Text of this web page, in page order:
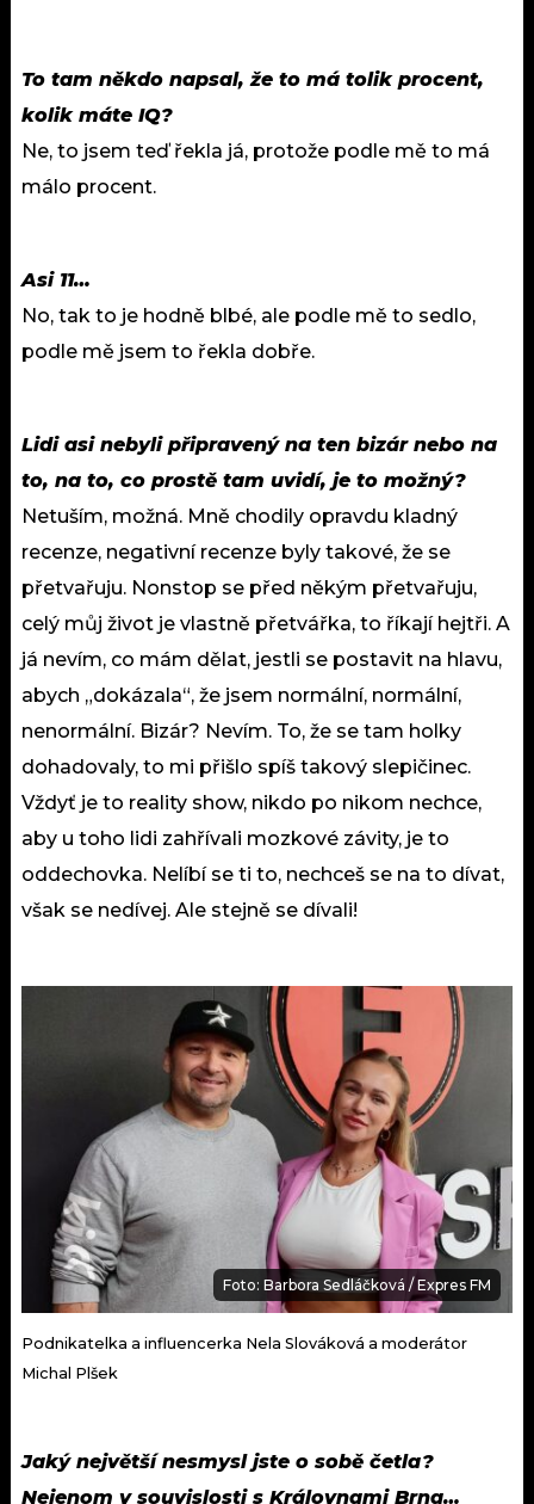
To tam někdo napsal, že to má tolik procent,
kolik máte IQ?
Ne, to jsem teď řekla já, protože podle mě to má
málo procent.
Asi 11…
No, tak to je hodně blbé, ale podle mě to sedlo,
podle mě jsem to řekla dobře.
Lidi asi nebyli připravený na ten bizár nebo na
to, na to, co prostě tam uvidí, je to možný?
Netuším, možná. Mně chodily opravdu kladný
recenze, negativní recenze byly takové, že se
přetvařuju. Nonstop se před někým přetvařuju,
celý můj život je vlastně přetvářka, to říkají hejtři. A
já nevím, co mám dělat, jestli se postavit na hlavu,
abych „dokázala“, že jsem normální, normální,
nenormální. Bizár? Nevím. To, že se tam holky
dohadovaly, to mi přišlo spíš takový slepičinec.
Vždyť je to reality show, nikdo po nikom nechce,
aby u toho lidi zahřívali mozkové závity, je to
oddechovka. Nelíbí se ti to, nechceš se na to dívat,
však se nedívej. Ale stejně se dívali!
Foto: Barbora Sedláčková / Expres FM
Podnikatelka a influencerka Nela Slováková a moderátor
Michal Plšek
Jaký největší nesmysl jste o sobě četla?
Nejenom v souvislosti s Královnami Brna…